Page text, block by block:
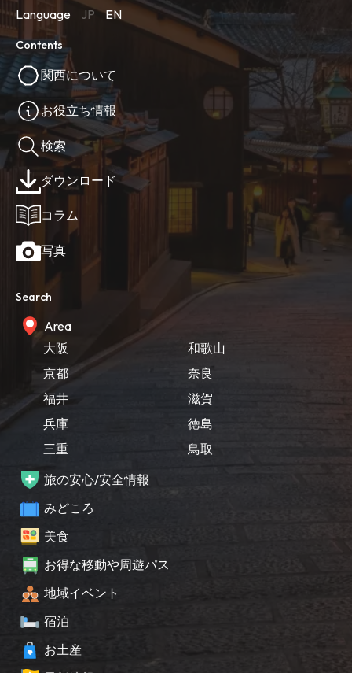
Language JP EN
Contents
関西について
お役立ち情報
検索
ダウンロード
コラム
写真
Search
Area
大阪
京都
福井
兵庫
三重
和歌山
奈良
滋賀
徳島
鳥取
旅の安心/安全情報
みどころ
美食
お得な移動や周遊パス
地域イベント
宿泊
お土産